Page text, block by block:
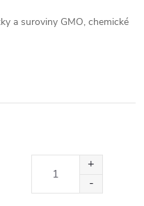
a suroviny GMO, chemické